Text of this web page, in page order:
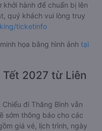
hành để chuẩn bị lên
quý khách vui lòng truy
ticketinfo
họa bằng hình ảnh tại
2027 từ Liên
đi Thăng Bình vẫn
sớm thông báo cho các
giá vé, lịch trình, ngày